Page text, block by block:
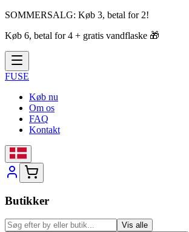
SOMMERSALG: Køb 3, betal for 2!
Køb 6, betal for 4 + gratis vandflaske 🎁
FUSE
Køb nu
Om os
FAQ
Kontakt
Butikker
Vis alle